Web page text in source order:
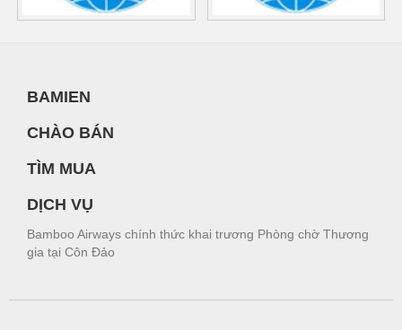
BAMIEN
CHÀO BÁN
TÌM MUA
DỊCH VỤ
Bamboo Airways chính thức khai trương Phòng chờ Thương
gia tại Côn Đảo